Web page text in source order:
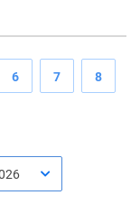
6 7 8